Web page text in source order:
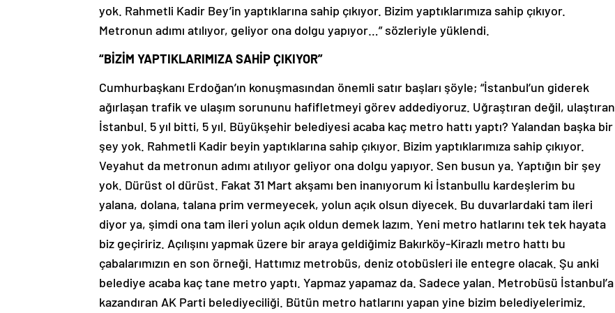
yok. Rahmetli Kadir Bey’in yaptıklarına sahip çıkıyor. Bizim yaptıklarımıza sahip çıkıyor.
Metronun adımı atılıyor, geliyor ona dolgu yapıyor…” sözleriyle yüklendi.
“BİZİM YAPTIKLARIMIZA SAHİP ÇIKIYOR”
Cumhurbaşkanı Erdoğan’ın konuşmasından önemli satır başları şöyle; “İstanbul’un giderek
ağırlaşan trafik ve ulaşım sorununu hafifletmeyi görev addediyoruz. Uğraştıran değil, ulaştıran
İstanbul. 5 yıl bitti, 5 yıl. Büyükşehir belediyesi acaba kaç metro hattı yaptı? Yalandan başka bir
şey yok. Rahmetli Kadir beyin yaptıklarına sahip çıkıyor. Bizim yaptıklarımıza sahip çıkıyor.
Veyahut da metronun adımı atılıyor geliyor ona dolgu yapıyor. Sen busun ya. Yaptığın bir şey
yok. Dürüst ol dürüst. Fakat 31 Mart akşamı ben inanıyorum ki İstanbullu kardeşlerim bu
yalana, dolana, talana prim vermeyecek, yolun açık olsun diyecek. Bu duvarlardaki tam ileri
diyor ya, şimdi ona tam ileri yolun açık oldun demek lazım. Yeni metro hatlarını tek tek hayata
biz geçiririz. Açılışını yapmak üzere bir araya geldiğimiz Bakırköy-Kirazlı metro hattı bu
çabalarımızın en son örneği. Hattımız metrobüs, deniz otobüsleri ile entegre olacak. Şu anki
belediye acaba kaç tane metro yaptı. Yapmaz yapamaz da. Sadece yalan. Metrobüsü İstanbul’a
kazandıran AK Parti belediyeciliği. Bütün metro hatlarını yapan yine bizim belediyelerimiz.